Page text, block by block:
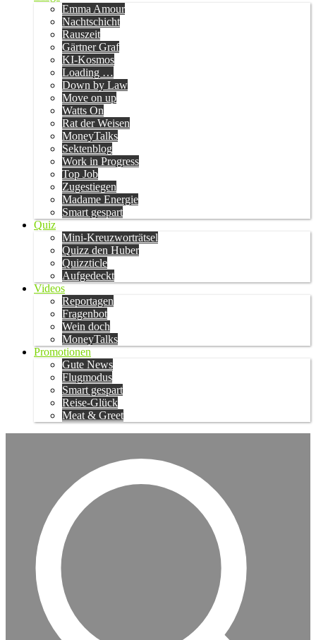
Emma Amour
Nachtschicht
Rauszeit
Gärtner Graf
KI-Kosmos
Loading …
Down by Law
Move on up
Watts On
Rat der Weisen
MoneyTalks
Sektenblog
Work in Progress
Top Job
Zugestiegen
Madame Energie
Smart gespart
Quiz
Mini-Kreuzworträtsel
Quizz den Huber
Quizzticle
Aufgedeckt
Videos
Reportagen
Fragenbot
Wein doch
MoneyTalks
Promotionen
Gute News
Flugmodus
Smart gespart
Reise-Glück
Meat & Greet